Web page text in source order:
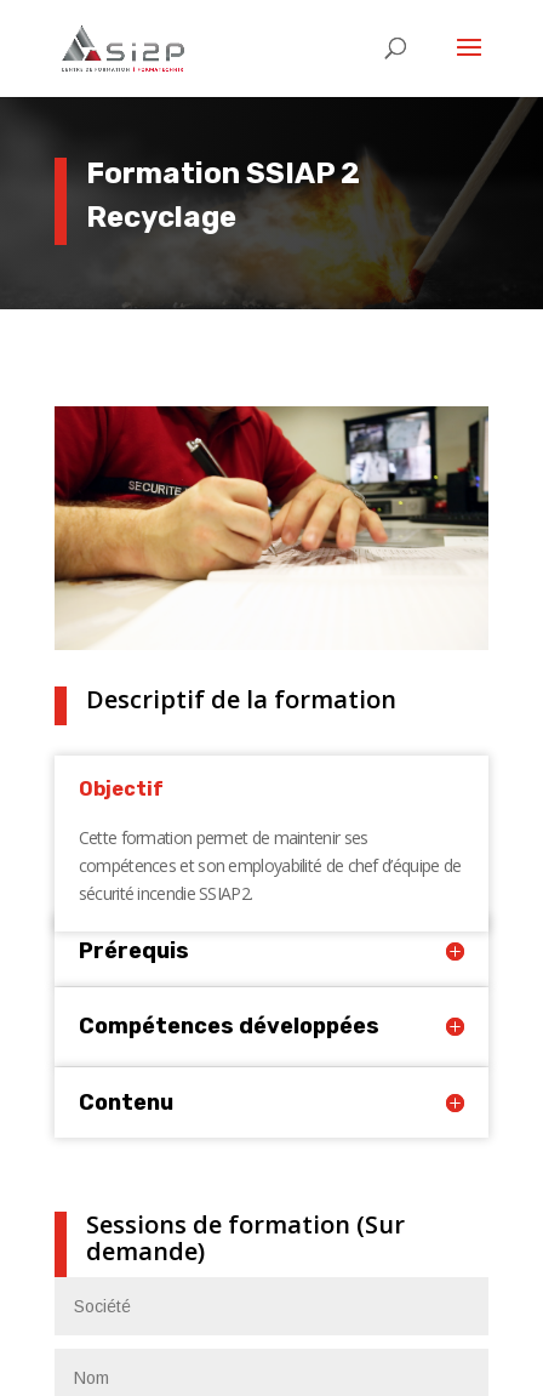
Formation SSIAP 2
Recyclage
Descriptif de la formation
Objectif
Cette formation permet de maintenir ses
compétences et son employabilité de chef d’équipe de
sécurité incendie SSIAP2.
Prérequis
Compétences développées
Contenu
Sessions de formation (Sur
demande)